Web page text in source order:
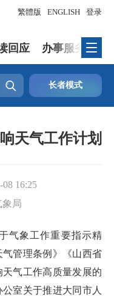
登录
繁體版 ENGLISH
回应 办事服务
 长者模式
天气工作计划
08 16:25
象局
气象工作重要指示精
管理条例》《山西省
气工作高质量发展的
室关于推进大同市人